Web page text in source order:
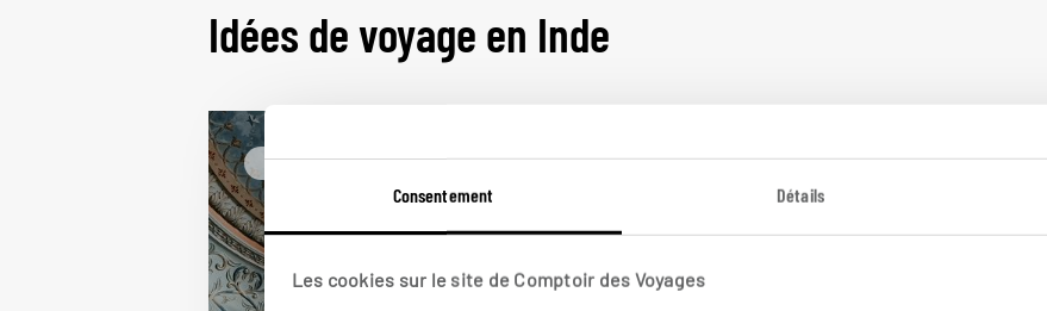
Consentement Détails
Les cookies sur le site de Comptoir des Voyages
Idées de voyage en Inde
Inde Inde